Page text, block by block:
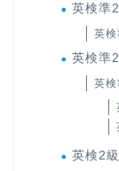
英検準
英
英検準
英
英検2級